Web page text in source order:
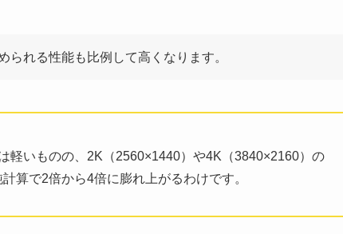
れる性能も比例して高くなります。
軽いものの、2K（2560×1440）や4K（3840×2160）の
算で2倍から4倍に膨れ上がるわけです。